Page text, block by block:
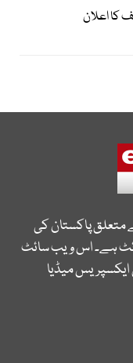
کا اعلان
متعلق پاکستان کی
ہے۔ اس ویب سائٹ
ایکسپریس میڈیا